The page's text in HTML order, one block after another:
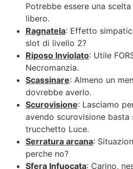
Potrebbe essere una
libero.
Ragnatela: Effetto
slot di livello 2?
Riposo Inviolato: Utile
Necromanzia.
Scassinare: Almeno un
dovrebbe averlo.
Scurovisione: Lasciamo
avendo scurovisione basta
trucchetto Luce.
Serratura arcana:
perche no?
Sfera Infuocata: Carino,